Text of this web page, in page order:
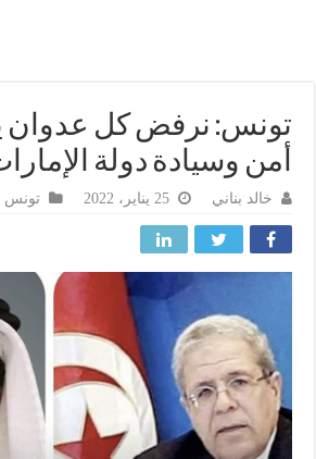
نرفض كل عدوان
وسيادة دولة الإمارات
خالد بناني تونس